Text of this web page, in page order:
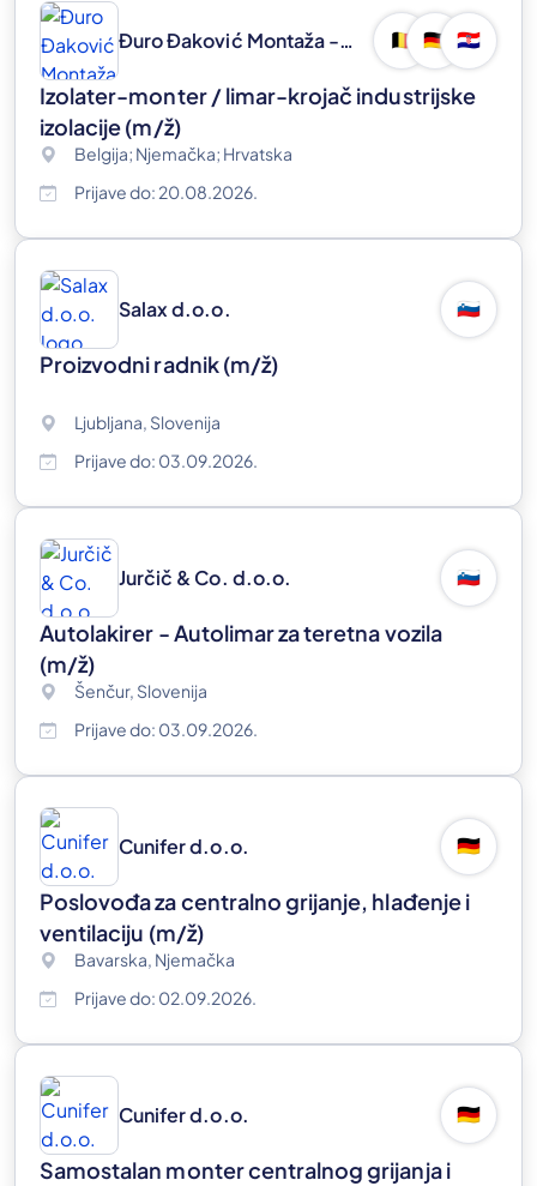
Đuro Đaković Montaža - Izolak d.o.o. 🇧🇪 🇩🇪 🇭🇷
Izolater-monter / limar-krojač industrijske
izolacije(m/ž)
Belgija; Njemačka; Hrvatska
Prijave do: 20.08.2026.
Salax d.o.o. 🇸🇮
Proizvodni radnik(m/ž)
Ljubljana, Slovenija
Prijave do: 03.09.2026.
Jurčič & Co. d.o.o. 🇸🇮
Autolakirer - Autolimar za teretna vozila
(m/ž)
Šenčur, Slovenija
Prijave do: 03.09.2026.
Cunifer d.o.o. 🇩🇪
Poslovođa za centralno grijanje, hlađenje i
ventilaciju (m/ž)
Bavarska, Njemačka
Prijave do: 02.09.2026.
Cunifer d.o.o. 🇩🇪
Samostalan monter centralnog grijanja i